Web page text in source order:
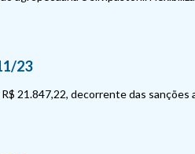
23
21.847,22, decorrente das sanções